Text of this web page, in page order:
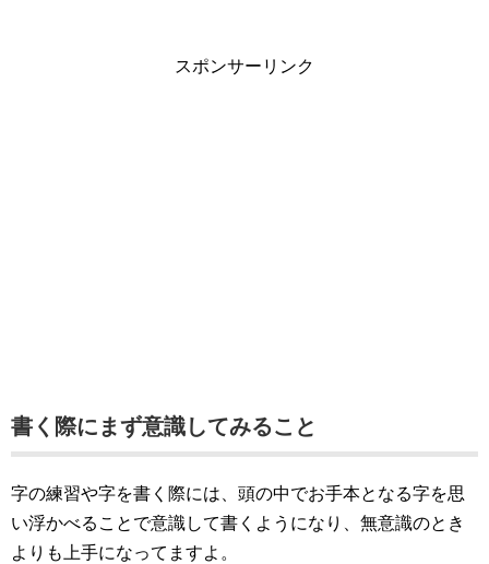
スポンサーリンク
書く際にまず意識してみること
字の練習や字を書く際には、頭の中でお手本となる字を思
い浮かべることで意識して書くようになり、無意識のとき
よりも上手になってますよ。